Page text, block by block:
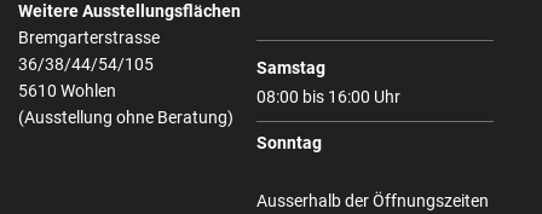
Weitere Ausstellungsflächen
Bremgarterstrasse
36/38/44/54/105
5610 Wohlen
(Ausstellung ohne Beratung)
Samstag
08:00 bis 16:00 Uhr
Sonntag
Ausserhalb der Öffnungszeiten